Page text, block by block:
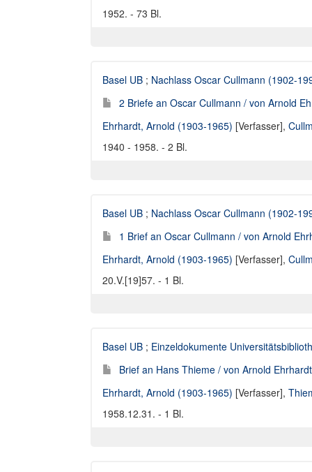
1952. - 73 Bl.
Basel UB ; Nachlass Oscar Cullmann (1902-
2 Briefe an Oscar Cullmann / von Arnold
Ehrhardt, Arnold (1903-1965) [Verfasser],
1940 - 1958. - 2 Bl.
Basel UB ; Nachlass Oscar Cullmann (1902-
1 Brief an Oscar Cullmann / von Arnold
Ehrhardt, Arnold (1903-1965) [Verfasser],
20.V.[19]57. - 1 Bl.
Basel UB ; Einzeldokumente
Brief an Hans Thieme / von Arnold Ehrhardt
Ehrhardt, Arnold (1903-1965) [Verfasser],
1958.12.31. - 1 Bl.